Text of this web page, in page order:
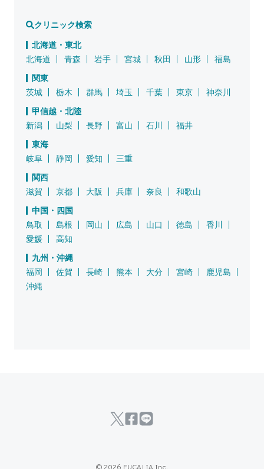
クリニック検索
北海道・東北
北海道
青森 岩手 宮城 秋田 山形
福島
関東
茨城
栃木 群馬 埼玉 千葉 東京
神奈川
甲信越・北陸
新潟
山梨 長野 富山 石川
福井
東海
岐阜
静岡 愛知
三重
関西
滋賀
京都 大阪 兵庫 奈良
和歌山
中国・四国
鳥取
島根 岡山 広島 山口 徳島
香川
愛媛
高知
九州・沖縄
福岡
佐賀 長崎 熊本 大分 宮崎
鹿児島
沖縄
© 2026 EUCALIA Inc.